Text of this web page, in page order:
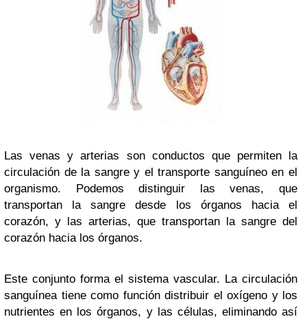
Las venas y arterias son conductos que permiten la
circulación de la sangre y el transporte sanguíneo en el
organismo. Podemos distinguir las venas, que
transportan la sangre desde los órganos hacia el
corazón, y las arterias, que transportan la sangre del
corazón hacia los órganos.
Este conjunto forma el sistema vascular. La circulación
sanguínea tiene como función distribuir el oxígeno y los
nutrientes en los órganos, y las células, eliminando así